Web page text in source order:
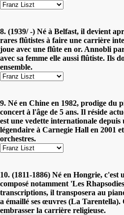
8. (1939/ -) Né à Belfast, il devient
rares flûtistes à faire une carrière
joue avec une flûte en or. Annobli
avec sa femme elle aussi flûtiste. Ils
ensemble.
9. Né en Chine en 1982, prodige du
concert à l'âge de 5 ans. Il réside
est une vedette internationale depuis
légendaire à Carnegie Hall en 2001
orchestres.
10. (1811-1886) Né en Hongrie,
composé notamment 'Les
transcriptions, il transposera au
a émaillé ses œuvres (La
embrasser la carrière religieuse.